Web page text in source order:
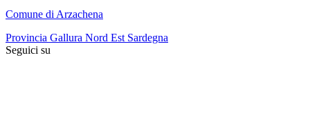
Comune di Arzachena
Provincia Gallura Nord Est Sardegna
Seguici su